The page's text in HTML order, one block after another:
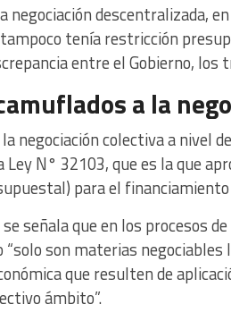
negociación descentralizada,
tenía restricción
entre el Gobierno, los
a la
negociación colectiva a nivel
Ley N° 32103, que es la que
para el
señala que en los procesos
son materias negociables
que resulten de
ámbito”.